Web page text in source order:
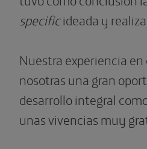
specificideada y
Nuestra experiencia
nosotras una gran
desarrollo integral
unas vivencias muy